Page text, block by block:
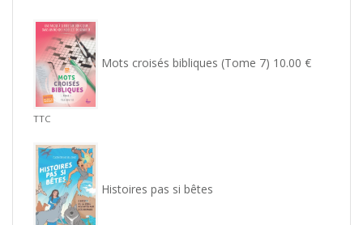
Mots croisés bibliques (Tome 7) 10.00 €
TTC
Histoires pas si bêtes